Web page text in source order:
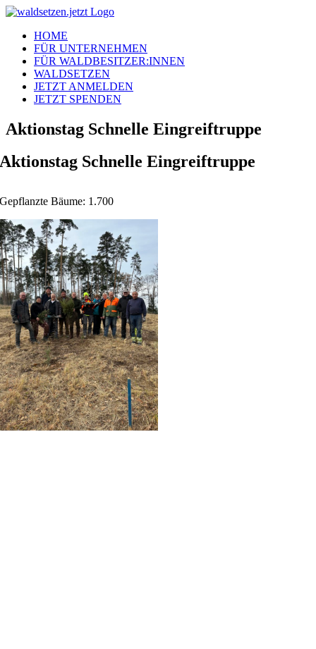
Zum
springenHOME
FÜR UNTERNEHMEN
FÜR WALDBESITZER:INNEN
WALDSETZEN
JETZT ANMELDEN
JETZT SPENDEN
Aktionstag Schnelle Eingreiftruppe
Aktionstag Schnelle Eingreiftruppe
Gepflanzte Bäume: 1.700